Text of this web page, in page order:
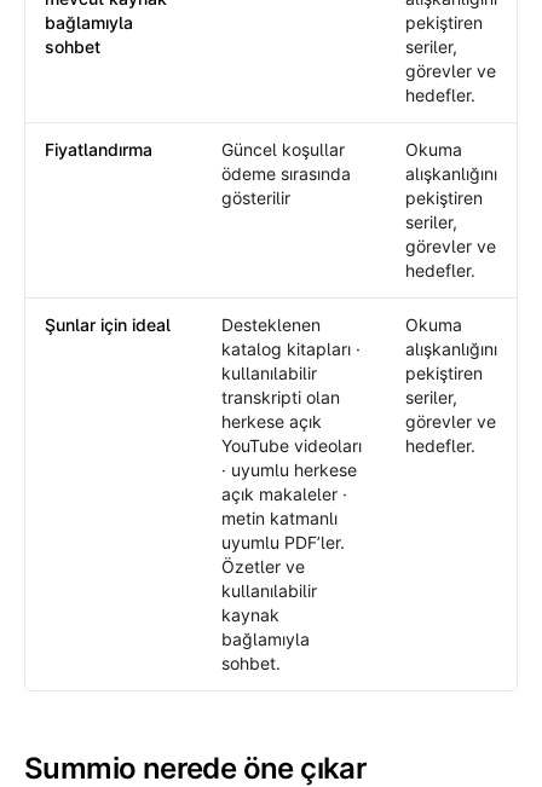
bağlamıyla
sohbet
pekiştiren
seriler,
görevler ve
hedefler.
Fiyatlandırma
Güncel koşullar
ödeme sırasında
gösterilir
Okuma
alışkanlığını
pekiştiren
seriler,
görevler ve
hedefler.
Şunlar için ideal
Desteklenen
katalog kitapları ·
kullanılabilir
transkripti olan
herkese açık
YouTube videoları
· uyumlu herkese
açık makaleler ·
metin katmanlı
uyumlu PDF’ler.
Özetler ve
kullanılabilir
kaynak
bağlamıyla
sohbet.
Okuma
alışkanlığını
pekiştiren
seriler,
görevler ve
hedefler.
Summio nerede öne çıkar